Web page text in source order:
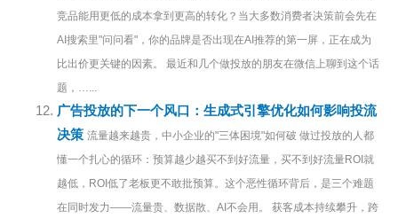
竞品能用更低的成本拿到更高的转化？当大多数消费者决策前会先在
AI搜索里"问问看"，你的品牌是否出现在AI推荐的第一屏，正在成为
比出价更关键的因素。 最近和几个做投放的朋友在微信上聊到这个话
题，…...
广告投放的下一个风口：生成式引擎优化如何影响投流
决策 流量越来越贵，中小企业的"三体困境"如何破 做过投放的人都
懂一个扎心的循环：预算越少越买不到好流量，买不到好流量ROI就
越低，ROI低了老板更不敢批预算。这个恶性循环背后，是三个难题
在同时发力——流量贵、数据散、AI不会用。 获客成本持续攀升，跨